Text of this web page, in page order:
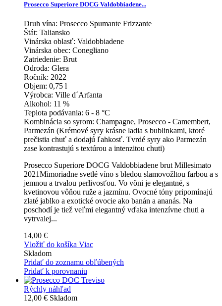
Prosecco Superiore DOCG Valdobbiadene...
Druh vína: Prosecco Spumante Frizzante
Štát: Taliansko
Vinárska oblasť: Valdobbiadene
Vinárska obec: Conegliano
Zatriedenie: Brut
Odroda: Glera
Ročník: 2022
Objem: 0,75 l
Výrobca: Ville d´Arfanta
Alkohol: 11 %
Teplota podávania: 6 - 8 °C
Kombinácia so syrom: Champagne, Prosecco - Camembert,
Parmezán (Krémové syry krásne ladia s bublinkami, ktoré
prečistia chuť a dodajú ľahkosť. Tvrdé syry ako Parmezán
zase kontrastujú s textúrou a intenzitou chuti)
Prosecco Superiore DOCG Valdobbiadene brut Millesimato
2021Mimoriadne svetlé víno s bledou slamovožltou farbou a s
jemnou a trvalou perlivosťou. Vo vôni je elegantné, s
kvetinovou vôňou ruže a jazmínu. Ovocné tóny pripomínajú
zlaté jablko a exotické ovocie ako banán a ananás. Na
poschodí je tiež veľmi elegantný vďaka intenzívne chuti a
vytrvalej...
14,00 €
Vložiť do košíka Viac
Skladom
Pridať do zoznamu obľúbených
Pridať k porovnaniu
Rýchly náhľad
12,00 € Skladom